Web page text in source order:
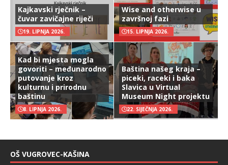
Kajkavski rječnik –
čuvar zavičajne riječi
19. LIPNJA 2026.
Wise and otherwise u
završnoj fazi
15. LIPNJA 2026.
Kad bi mjesta mogla
govoriti – međunarodno
putovanje kroz
kulturnu i prirodnu
baštinu
8. LIPNJA 2026.
Baština našeg kraja –
piceki, raceki i baka
Slavica u Virtual
Museum Night projektu
22. SIJEČNJA 2026.
OŠ VUGROVEC-KAŠINA